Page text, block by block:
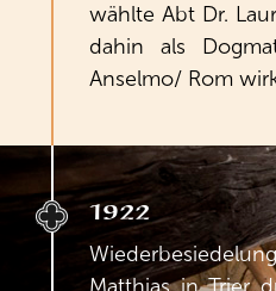
wählte Abt Dr.
dahin als
Anselmo/ Rom
1922